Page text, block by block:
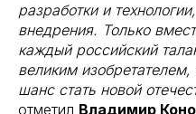
разработки и
внедрения. Только
каждый российский
великим
шанс стать новой
отметил Владимир